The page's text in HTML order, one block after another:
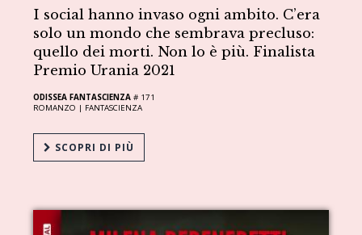
I social hanno invaso ogni ambito. C’era
solo un mondo che sembrava precluso:
quello dei morti. Non lo è più. Finalista
Premio Urania 2021
ODISSEA FANTASCIENZA # 171
ROMANZO | FANTASCIENZA
SCOPRI DI PIÙ